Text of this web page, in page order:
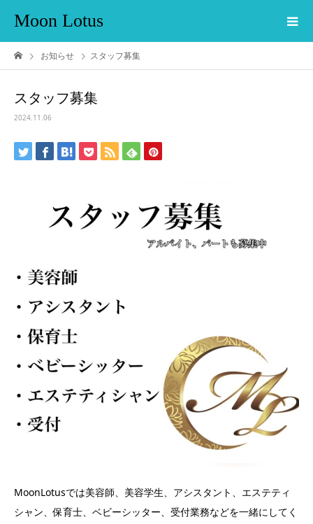
Moon Lotus
お知らせ スタッフ募集
スタッフ募集
2024.11.06
MoonLotusでは美容師、美容学生、アシスタント、エステティ
シャン、保育士、ベビーシッター、受付業務などを一緒にしてく